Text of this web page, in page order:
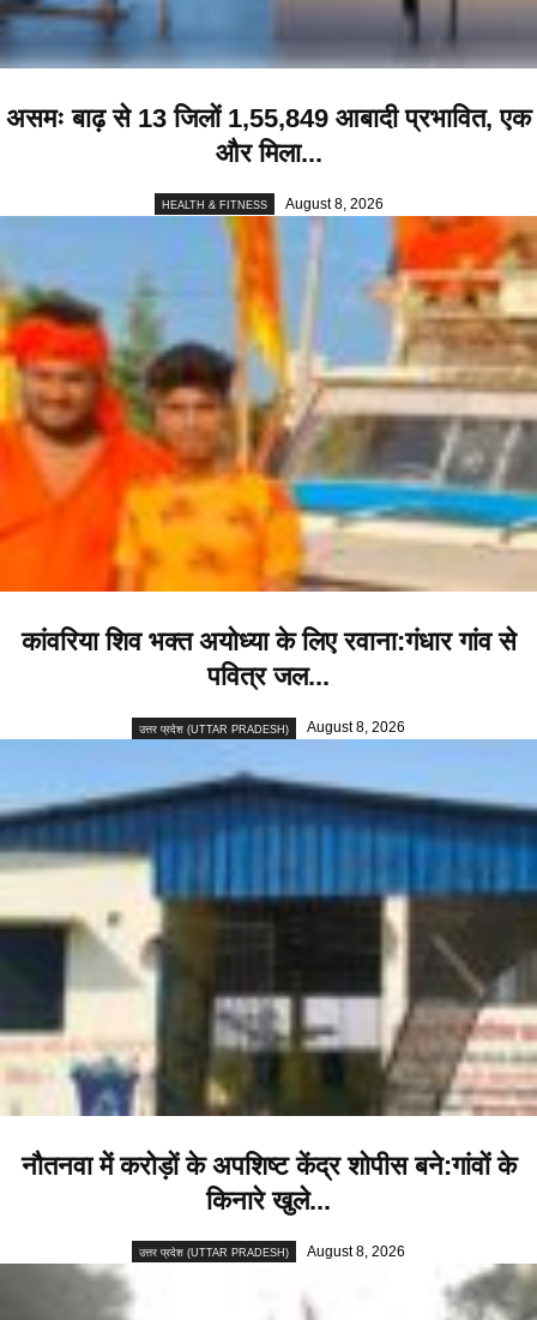
असमः बाढ़ से 13 जिलों 1,55,849 आबादी प्रभावित, एक
और मिला...
HEALTH & FITNESS August 8, 2026
कांवरिया शिव भक्त अयोध्या के लिए रवाना:गंधार गांव से
पवित्र जल...
उत्तर प्रदेश (UTTAR PRADESH) August 8, 2026
नौतनवा में करोड़ों के अपशिष्ट केंद्र शोपीस बने:गांवों के
किनारे खुले...
उत्तर प्रदेश (UTTAR PRADESH) August 8, 2026